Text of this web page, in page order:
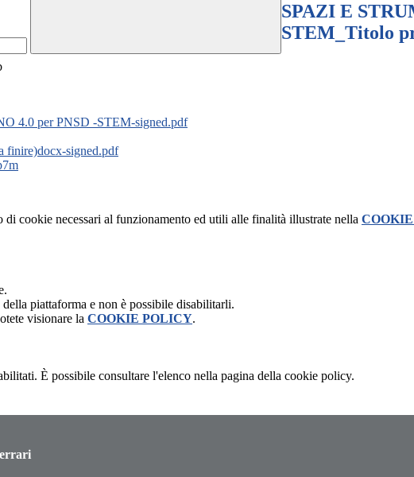
SPAZI E
STEM_Titolo
4.0 per PNSD -STEM-signed.pdf
signed.pdf
cookie necessari al funzionamento ed utili alle finalità illustrate nella
piattaforma e non è possibile disabilitarli.
visionare la COOKIE POLICY.
È possibile consultare l'elenco nella pagina della cookie policy.